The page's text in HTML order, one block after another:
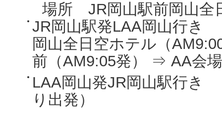
場所 JR岡山駅前岡山全
JR岡山駅発LAA岡山行き
岡山全日空ホテル（
前（AM9:05発） ⇒ AA会場
LAA岡山発JR岡山駅行き
り出発）